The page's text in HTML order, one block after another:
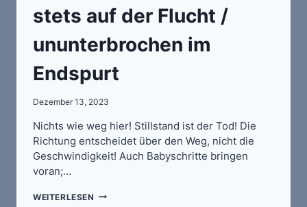
stets auf der Flucht /
ununterbrochen im
Endspurt
Dezember 13, 2023
Nichts wie weg hier! Stillstand ist der Tod! Die
Richtung entscheidet über den Weg, nicht die
Geschwindigkeit! Auch Babyschritte bringen
voran;…
WEITERLESEN STETS